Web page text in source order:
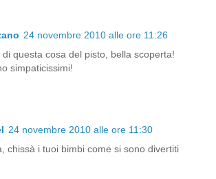
24 novembre 2010 alle ore 11:26
di questa cosa del pisto, bella scoperta!
simpaticissimi!
24 novembre 2010 alle ore 11:30
chissà i tuoi bimbi come si sono divertiti